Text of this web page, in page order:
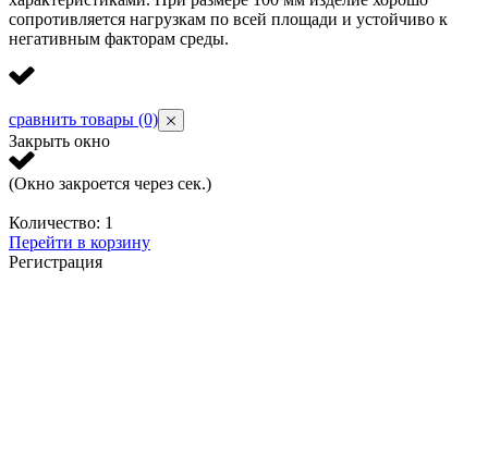
сопротивляется нагрузкам по всей площади и устойчиво к
негативным факторам среды.
сравнить товары (0)
Закрыть окно
(Окно закроется через сек.)
Количество: 1
Перейти в корзину
Регистрация